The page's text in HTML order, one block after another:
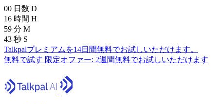
00 日数 D
16 時間 H
59 分 M
41 秒 S
Talkpalプレミアムを14日間無料でお試しいただけます。
無料で試す 限定オファー: 2週間無料でお試しいただけます